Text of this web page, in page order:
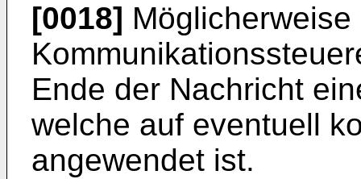
[0018] Möglicherweise
Ende der Nachricht
welche auf eventuell
angewendet ist.